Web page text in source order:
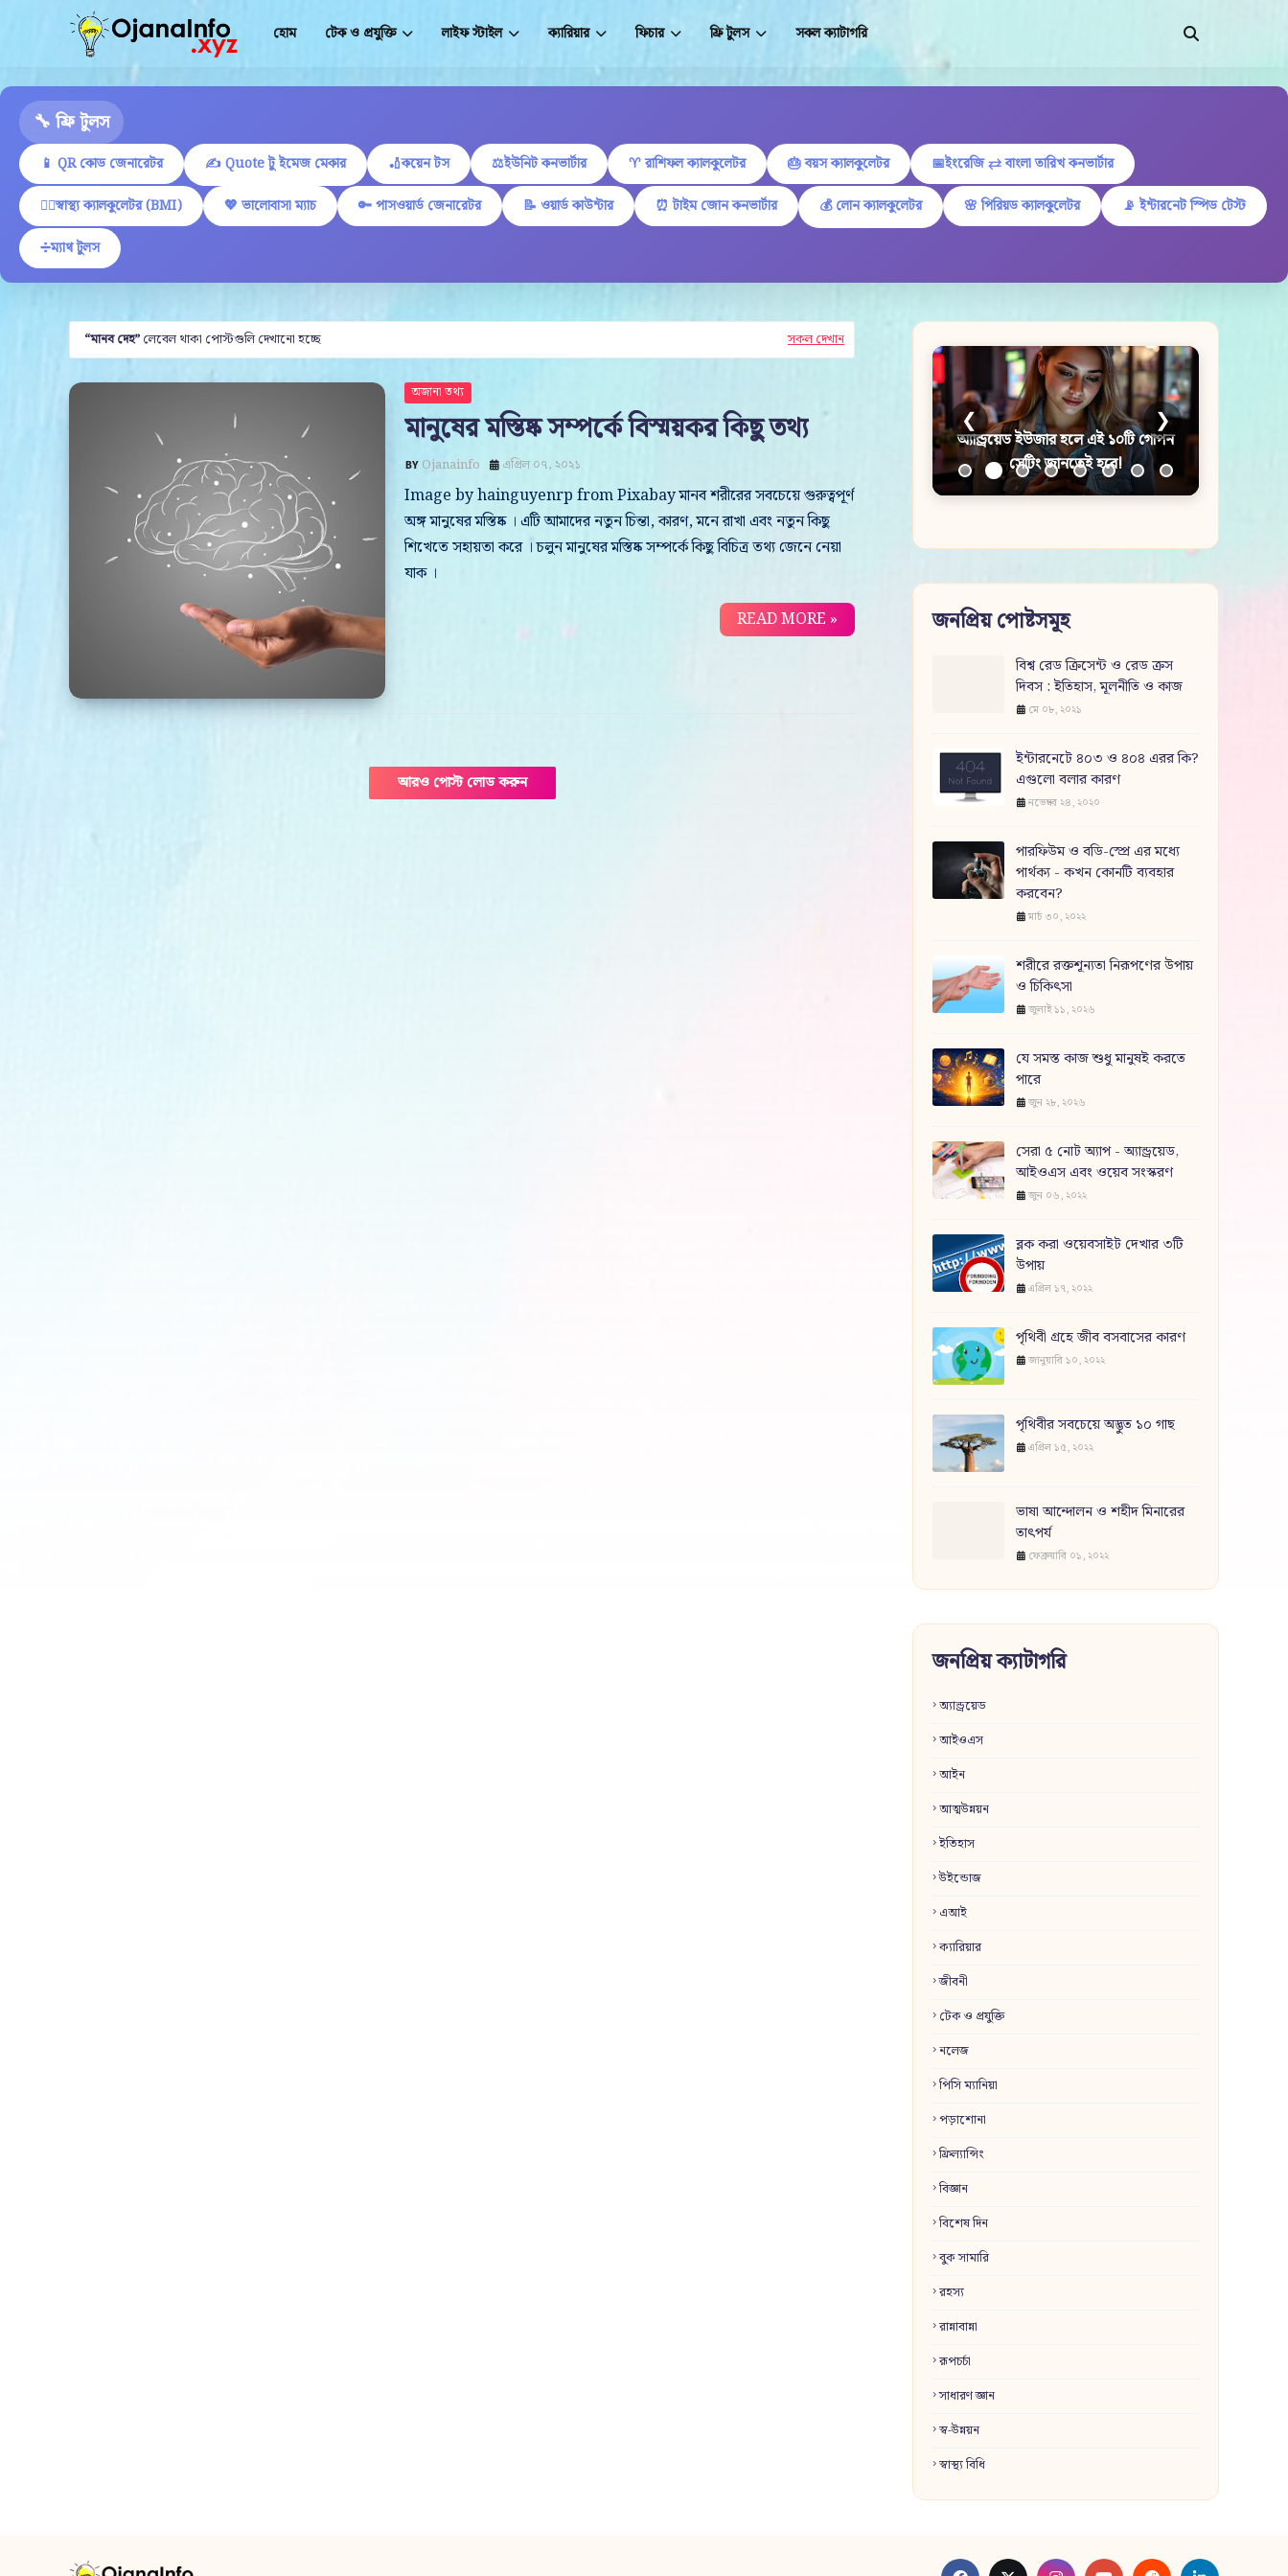
হোম টেক ও প্রযুক্তি লাইফ স্টাইল ক্যারিয়ার ফিচার ফ্রি টুলস সকল ক্যাটাগরি
🔧 ফ্রি টুলস
📱 QR কোড জেনারেটর ✍ Quote টু ইমেজ মেকার 🏏কয়েন টস ⚖️ইউনিট কনভার্টার ♈ রাশিফল ক্যালকুলেটর 🎂 বয়স ক্যালকুলেটর
📅ইংরেজি ⇄ বাংলা তারিখ কনভার্টার
🏋️‍♂️স্বাস্থ্য ক্যালকুলেটর (BMI)
💖 ভালোবাসা ম্যাচ 🔑 পাসওয়ার্ড জেনারেটর 📝 ওয়ার্ড কাউন্টার ⏰ টাইম জোন কনভার্টার 💰 লোন ক্যালকুলেটর 🌸 পিরিয়ড ক্যালকুলেটর
📡 ইন্টারনেট স্পিড টেস্ট
➗ম্যাথ টুলস
মানব দেহ লেবেল থাকা পোস্টগুলি দেখানো হচ্ছে সকল দেখান
অজানা তথ্য
মানুষের মস্তিষ্ক সম্পর্কে বিস্ময়কর কিছু তথ্য
Ojanainfo এপ্রিল ০৭, ২০২১
Image by hainguyenrp from Pixabay মানব শরীরের সবচেয়ে গুরুত্বপূর্ণ
অঙ্গ মানুষের মস্তিষ্ক । এটি আমাদের নতুন চিন্তা, কারণ, মনে রাখা এবং নতুন কিছু
শিখেতে সহায়তা করে । চলুন মানুষের মস্তিষ্ক সম্পর্কে কিছু বিচিত্র তথ্য জেনে নেয়া
যাক ।
READ MORE »
আরও পোস্ট লোড করুন
অ্যান্ড্রয়েড ইউজার হলে এই ১০টি গোপন
সেটিং জানতেই হবে!
❮ ❯
জনপ্রিয় পোষ্টসমূহ
বিশ্ব রেড ক্রিসেন্ট ও রেড ক্রস
দিবস : ইতিহাস, মূলনীতি ও কাজ
মে ০৮, ২০২১
ইন্টারনেটে ৪০৩ ও ৪০৪ এরর কি?
এগুলো বলার কারণ
নভেম্বর ২৪, ২০২০
পারফিউম ও বডি-স্প্রে এর মধ্যে
পার্থক্য - কখন কোনটি ব্যবহার
করবেন?
মার্চ ৩০, ২০২২
শরীরে রক্তশূন্যতা নিরূপণের উপায়
ও চিকিৎসা
জুলাই ১১, ২০২৬
যে সমস্ত কাজ শুধু মানুষই করতে
পারে
জুন ২৮, ২০২৬
সেরা ৫ নোট অ্যাপ - অ্যান্ড্রয়েড,
আইওএস এবং ওয়েব সংস্করণ
জুন ০৬, ২০২২
ব্লক করা ওয়েবসাইট দেখার ৩টি
উপায়
এপ্রিল ১৭, ২০২২
পৃথিবী গ্রহে জীব বসবাসের কারণ
জানুয়ারি ১০, ২০২২
পৃথিবীর সবচেয়ে অদ্ভুত ১০ গাছ
এপ্রিল ১৫, ২০২২
ভাষা আন্দোলন ও শহীদ মিনারের
তাৎপর্য
ফেব্রুয়ারি ০১, ২০২২
জনপ্রিয় ক্যাটাগরি
অ্যান্ড্রয়েড
আইওএস
আইন
আত্মউন্নয়ন
ইতিহাস
উইন্ডোজ
এআই
ক্যারিয়ার
জীবনী
টেক ও প্রযুক্তি
নলেজ
পিসি ম্যানিয়া
পড়াশোনা
ফ্রিল্যান্সিং
বিজ্ঞান
বিশেষ দিন
বুক সামারি
রহস্য
রান্নাবান্না
রূপচর্চা
সাধারণ জ্ঞান
স্ব-উন্নয়ন
স্বাস্থ্য বিধি